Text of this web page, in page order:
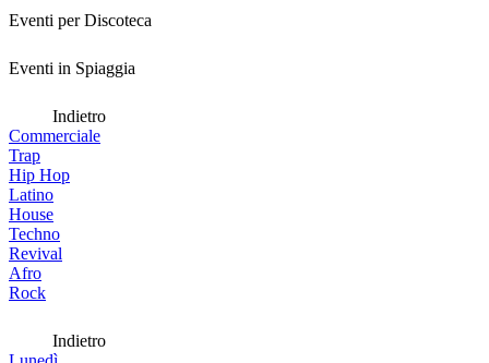
Eventi per Discoteca
Eventi in Spiaggia
Indietro
Commerciale
Trap
Hip Hop
Latino
House
Techno
Revival
Afro
Rock
Indietro